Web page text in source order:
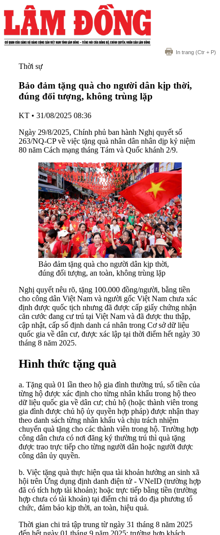
In trang (Ctr + P)
Thời sự
Bảo đảm tặng quà cho người dân kịp thời,
đúng đối tượng, không trùng lặp
KT • 31/08/2025 08:36
Ngày 29/8/2025, Chính phủ ban hành Nghị quyết số
263/NQ-CP về việc tặng quà nhân dân nhân dịp kỷ niệm
80 năm Cách mạng tháng Tám và Quốc khánh 2/9.
Bảo đảm tặng quà cho người dân kịp thời,
đúng đối tượng, an toàn, không trùng lặp
Nghị quyết nêu rõ, tặng 100.000 đồng/người, bằng tiền
cho công dân Việt Nam và người gốc Việt Nam chưa xác
định được quốc tịch nhưng đã được cấp giấy chứng nhận
căn cước đang cư trú tại Việt Nam và đã được thu thập,
cập nhật, cấp số định danh cá nhân trong Cơ sở dữ liệu
quốc gia về dân cư, được xác lập tại thời điểm hết ngày 30
tháng 8 năm 2025.
Hình thức tặng quà
a. Tặng quà 01 lần theo hộ gia đình thường trú, số tiền của
từng hộ được xác định cho từng nhân khẩu trong hộ theo
dữ liệu quốc gia về dân cư; chủ hộ (hoặc thành viên trong
gia đình được chủ hộ ủy quyền hợp pháp) được nhận thay
theo danh sách từng nhân khẩu và chịu trách nhiệm
chuyển quà tặng cho các thành viên trong hộ. Trường hợp
công dân chưa có nơi đăng ký thường trú thì quà tặng
được trao trực tiếp cho từng người dân hoặc người được
công dân ủy quyền.
b. Việc tặng quà thực hiện qua tài khoản hưởng an sinh xã
hội trên Ứng dụng định danh điện tử - VNeID (trường hợp
đã có tích hợp tài khoản); hoặc trực tiếp bằng tiền (trường
hợp chưa có tài khoản) tại điểm chi trả do địa phương tổ
chức, đảm bảo kịp thời, an toàn, hiệu quả.
Thời gian chi trả tập trung từ ngày 31 tháng 8 năm 2025